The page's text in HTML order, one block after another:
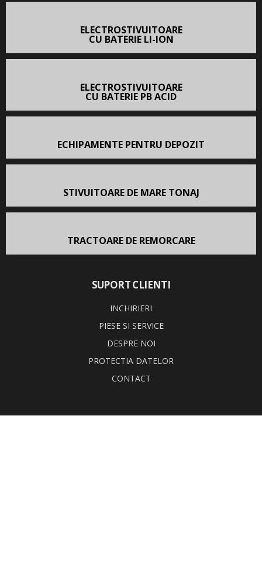
ELECTROSTIVUITOARE
CU BATERIE LI-ION
ELECTROSTIVUITOARE
CU BATERIE PB ACID
ECHIPAMENTE PENTRU DEPOZIT
STIVUITOARE DE MARE TONAJ
TRACTOARE DE REMORCARE
SUPORT CLIENTI
INCHIRIERI
PIESE SI SERVICE
DESPRE NOI
PROTECTIA DATELOR
CONTACT